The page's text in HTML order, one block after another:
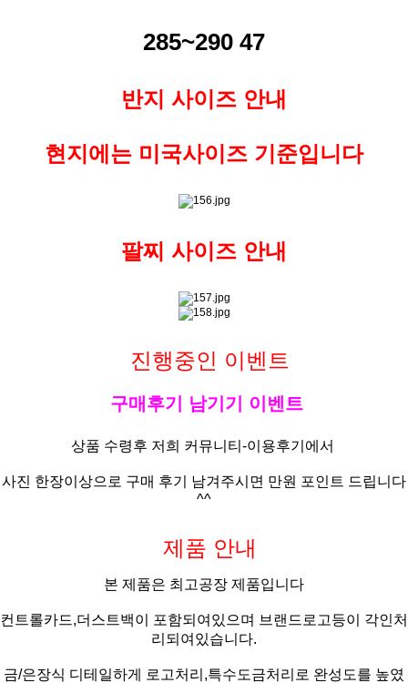
285~290 47
반지 사이즈 안내
현지에는 미국사이즈 기준입니다
팔찌 사이즈 안내
진행중인 이벤트
구매후기 남기기 이벤트
상품 수령후 저희 커뮤니티-이용후기 에서
사진 한장이상으로 구매 후기 남겨주시면 만원 포인트 드립니다
^^
제품 안내
본 제품은 최고공장 제품입니다
컨트롤카드,더스트백이 포함되여있으며 브랜드로고등이 각인처
리되여있습니다.
금/은장식 디테일하게 로고처리,특수도금처리로 완성도를 높였